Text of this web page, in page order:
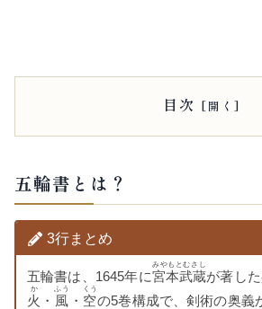
目次
五輪書とは？
3行まとめ
五輪書は、1645年に宮本武蔵
みやもとむさし
が著した
火
か
・ 風
ふう
・ 空
くう
の5巻構成で、剣術の奥義